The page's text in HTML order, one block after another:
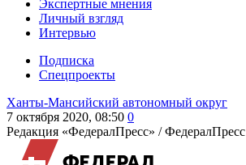
Экспертные мнения
Личный взгляд
Интервью
Подписка
Спецпроекты
Ханты-Мансийский автономный округ
7 октября 2020, 08:50 0
Редакция «ФедералПресс» /ФедералПресс